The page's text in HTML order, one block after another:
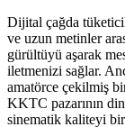
Dijital çağda
ve uzun metinler
gürültüyü aşarak
iletmenizi sağlar.
amatörce çekilmiş
KKTC pazarının
sinematik kaliteyi